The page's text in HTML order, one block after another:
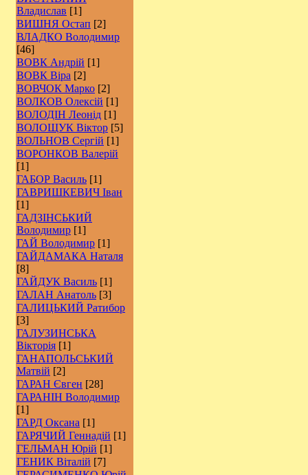
Владислав [1]
ВИШНЯ Остап [2]
ВЛАДКО Володимир
[46]
ВОВК Андрій [1]
ВОВК Віра [2]
ВОВЧОК Марко [2]
ВОЛКОВ Олексій [1]
ВОЛОДІН Леонід [1]
ВОЛОЩУК Віктор [5]
ВОЛЬНОВ Сергій [1]
ВОРОНКОВ Валерій
[1]
ГАБОР Василь [1]
ГАВРИШКЕВИЧ Іван
[1]
ГАДЗІНСЬКИЙ
Володимир [1]
ГАЙ Володимир [1]
ГАЙДАМАКА Наталя
[8]
ГАЙДУК Василь [1]
ГАЛАН Анатоль [3]
ГАЛИЦЬКИЙ Ратибор
[3]
ГАЛУЗИНСЬКА
Вікторія [1]
ГАНАПОЛЬСЬКИЙ
Матвій [2]
ГАРАН Євген [28]
ГАРАНІН Володимир
[1]
ГАРД Оксана [1]
ГАРЯЧИЙ Геннадій [1]
ГЕЛЬМАН Юрій [1]
ГЕНИК Віталій [7]